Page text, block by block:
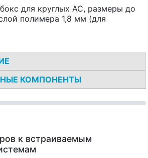
для круглых АС, размеры до
полимера 1,8 мм (для
КОМПОНЕНТЫ
к встраиваемым